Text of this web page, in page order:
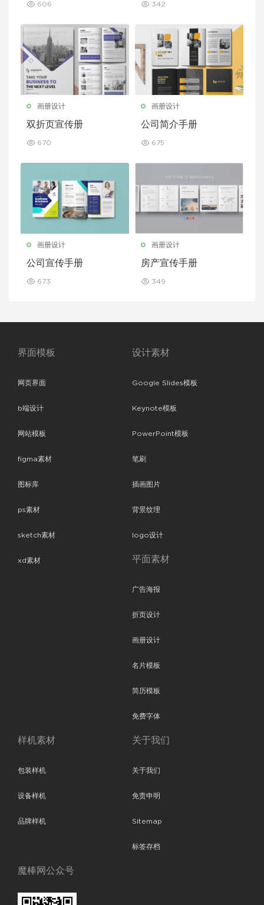
606 342
画册设计
双折页宣传册
670
画册设计
公司简介手册
675
画册设计
公司宣传手册
673
画册设计
房产宣传手册
349
界面模板
网页界面
b端设计
网站模板
figma素材
图标库
ps素材
sketch素材
xd素材
设计素材
Google Slides模板
Keynote模板
PowerPoint模板
笔刷
插画图片
背景纹理
logo设计
平面素材
广告海报
折页设计
画册设计
名片模板
简历模板
免费字体
样机素材
包装样机
设备样机
品牌样机
关于我们
关于我们
免责申明
Sitemap
标签存档
魔棒网公众号